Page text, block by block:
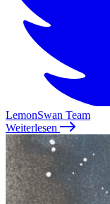
LemonSwan Team
Weiterlesen